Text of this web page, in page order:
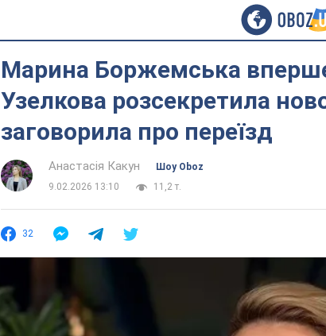
Марина Боржемська
Узелкова розсекретила
заговорила про переїзд
Анастасія Какун
Шоу Oboz
9.02.2026 13:10
11,2 т.
32